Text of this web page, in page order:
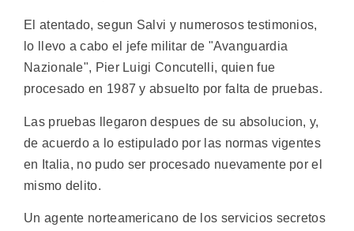
El atentado, segun Salvi y numerosos testimonios,
lo llevo a cabo el jefe militar de "Avanguardia
Nazionale", Pier Luigi Concutelli, quien fue
procesado en 1987 y absuelto por falta de pruebas.
Las pruebas llegaron despues de su absolucion, y,
de acuerdo a lo estipulado por las normas vigentes
en Italia, no pudo ser procesado nuevamente por el
mismo delito.
Un agente norteamericano de los servicios secretos